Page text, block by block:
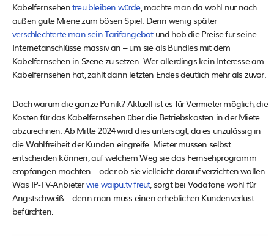
Kabelfernsehentreu bleiben würde, machte man da wohl nur nach
außen gute Miene zum bösen Spiel. Denn wenig später
verschlechterte man sein Tarifangebotund hob die Preise für seine
Internetanschlüsse massiv an – um sie als Bundles mit dem
Kabelfernsehen in Szene zu setzen. Wer allerdings kein Interesse am
Kabelfernsehen hat, zahlt dann letzten Endes deutlich mehr als zuvor.
Doch warum die ganze Panik? Aktuell ist es für Vermieter möglich, die
Kosten für das Kabelfernsehen über die Betriebskosten in der Miete
abzurechnen. Ab Mitte 2024 wird dies untersagt, da es unzulässig in
die Wahlfreiheit der Kunden eingreife. Mieter müssen selbst
entscheiden können, auf welchem Weg sie das Fernsehprogramm
empfangen möchten – oder ob sie vielleicht darauf verzichten wollen.
Was IP-TV-Anbieterwie waipu.tv freut, sorgt bei Vodafone wohl für
Angstschweiß – denn man muss einen erheblichen Kundenverlust
befürchten.